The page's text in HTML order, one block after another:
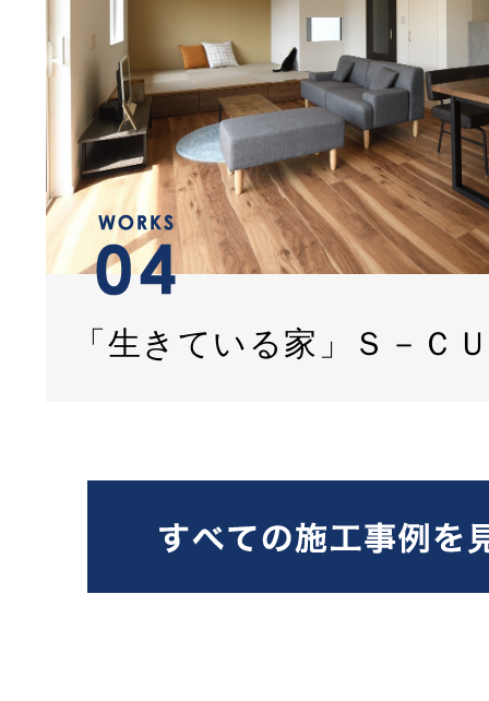
「生きている家」Ｓ－Ｃ